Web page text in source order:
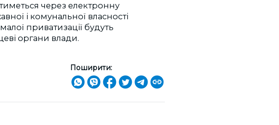
через електронну
і комунальної власності
приватизації будуть
органи влади.
Поширити: